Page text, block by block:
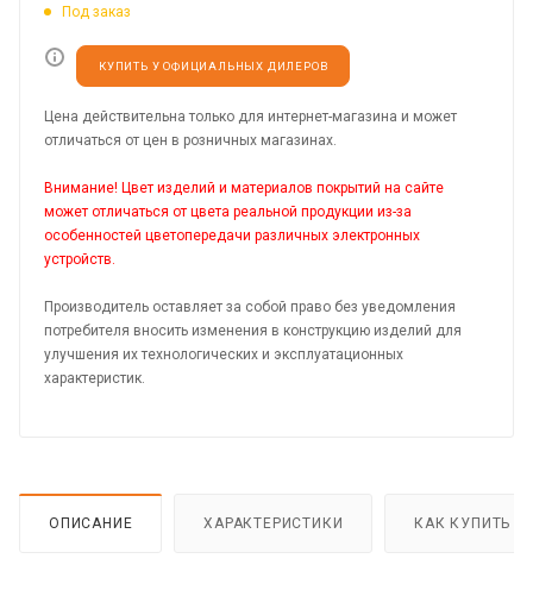
Под заказ
КУПИТЬ У ОФИЦИАЛЬНЫХ ДИЛЕРОВ
Цена действительна только для интернет-магазина и может
отличаться от цен в розничных магазинах.
Внимание! Цвет изделий и материалов покрытий на сайте
может отличаться от цвета реальной продукции из-за
особенностей цветопередачи различных электронных
устройств.
Производитель оставляет за собой право без уведомления
потребителя вносить изменения в конструкцию изделий для
улучшения их технологических и эксплуатационных
характеристик.
ОПИСАНИЕ ХАРАКТЕРИСТИКИ КАК КУПИТЬ